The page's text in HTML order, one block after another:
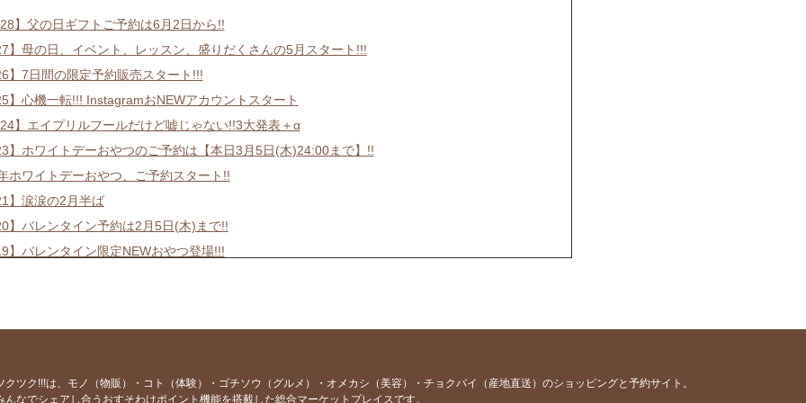
】父の日ギフトご予約は6月2日から!!
】母の日、イベント、レッスン、盛りだくさんの5月スタート!!!
】7日間の限定予約販売スタート!!!
】心機一転!!! InstagramおNEWアカウントスタート
】エイプリルフールだけど嘘じゃない!!3大発表＋α
】ホワイトデーおやつのご予約は【本日3月5日(木)24:00まで】!!
ホワイトデーおやつ、ご予約スタート!!
】涙涙の2月半ば
】バレンタイン予約は2月5日(木)まで!!
】バレンタイン限定NEWおやつ登場!!!
】ゆく年くる年 / 2026年お年玉大抽選会で当たるプレゼント発表🙌
】フードレスキューありがとうございました🙌＋ままがし.ご購入時のお願い
クツク!!!は、モノ（物販）・コト（体験）・ゴチソウ（グルメ）・オメカシ（美容）・チョクバイ（産地直送）のショッピングと予約サイト。
んなでシェアし合うおすそわけポイント機能を搭載した総合マーケットプレイスです。